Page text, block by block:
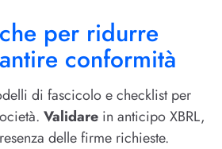
per ridurre
conformità
di fascicolo e checklist per
Validare in anticipo XBRL,
delle firme richieste.